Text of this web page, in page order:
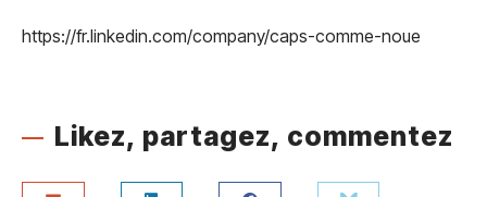
https://fr.linkedin.com/company/caps-comme-noue
Likez, partagez, commentez